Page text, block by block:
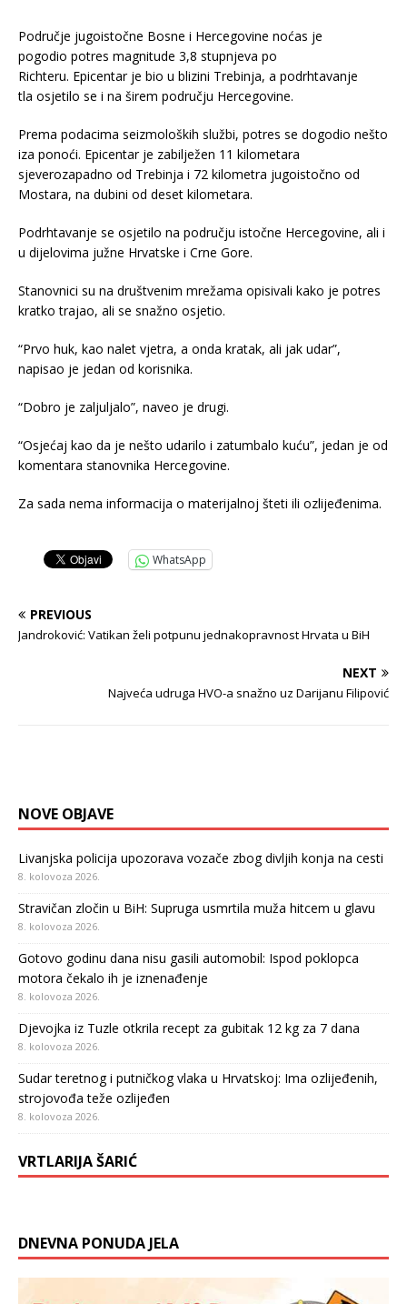
Područje jugoistočne Bosne i Hercegovine noćas je
pogodio potres magnitude 3,8 stupnjeva po
Richteru. Epicentar je bio u blizini Trebinja, a podrhtavanje
tla osjetilo se i na širem području Hercegovine.
Prema podacima seizmoloških službi, potres se dogodio nešto
iza ponoći. Epicentar je zabilježen 11 kilometara
sjeverozapadno od Trebinja i 72 kilometra jugoistočno od
Mostara, na dubini od deset kilometara.
Podrhtavanje se osjetilo na području istočne Hercegovine, ali i
u dijelovima južne Hrvatske i Crne Gore.
Stanovnici su na društvenim mrežama opisivali kako je potres
kratko trajao, ali se snažno osjetio.
“Prvo huk, kao nalet vjetra, a onda kratak, ali jak udar”,
napisao je jedan od korisnika.
“Dobro je zaljuljalo”, naveo je drugi.
“Osjećaj kao da je nešto udarilo i zatumbalo kuću”, jedan je od
komentara stanovnika Hercegovine.
Za sada nema informacija o materijalnoj šteti ili ozlijeđenima.
WhatsApp
PREVIOUS
Jandroković: Vatikan želi potpunu jednakopravnost Hrvata u BiH
NEXT
Najveća udruga HVO-a snažno uz Darijanu Filipović
NOVE OBJAVE
Livanjska policija upozorava vozače zbog divljih konja na cesti
8. kolovoza 2026.
Stravičan zločin u BiH: Supruga usmrtila muža hitcem u glavu
8. kolovoza 2026.
Gotovo godinu dana nisu gasili automobil: Ispod poklopca
motora čekalo ih je iznenađenje
8. kolovoza 2026.
Djevojka iz Tuzle otkrila recept za gubitak 12 kg za 7 dana
8. kolovoza 2026.
Sudar teretnog i putničkog vlaka u Hrvatskoj: Ima ozlijeđenih,
strojovođa teže ozlijeđen
8. kolovoza 2026.
VRTLARIJA ŠARIĆ
DNEVNA PONUDA JELA